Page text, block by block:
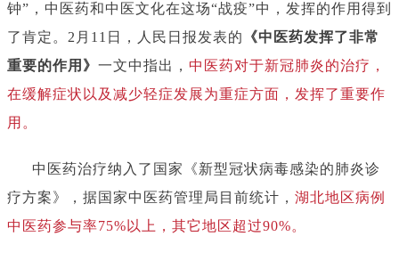
钟”，中医药和中医文化在这场“战疫”中，发挥的作用得到
了肯定。 2月11日，人民日报发表的
《中医药发挥了非常
重要的作用》 一文中指出， 中医药对于新冠肺炎的治疗，
在缓解症状以及减少轻症发展为重症方面，发挥了重要作
用。
中医药治疗纳入了国家《新型冠状病毒感染的肺炎诊
疗方案》，据国家中医药管理局目前统计， 湖北地区病例
中医药参与率75%以上，其它地区超过90%。